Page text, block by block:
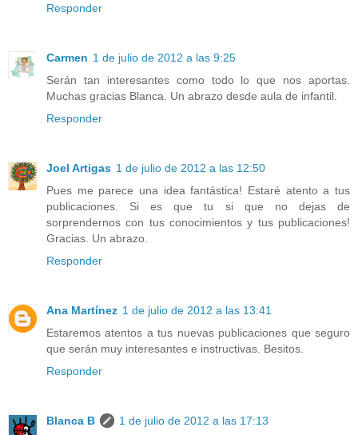
Responder
Carmen 1 de julio de 2012 a las 9:25
Serán tan interesantes como todo lo que nos aportas.
Muchas gracias Blanca. Un abrazo desde aula de infantil.
Responder
Joel Artigas 1 de julio de 2012 a las 12:50
Pues me parece una idea fantástica! Estaré atento a tus
publicaciones. Si es que tu si que no dejas de
sorprendernos con tus conocimientos y tus publicaciones!
Gracias. Un abrazo.
Responder
Ana Martínez 1 de julio de 2012 a las 13:41
Estaremos atentos a tus nuevas publicaciones que seguro
que serán muy interesantes e instructivas. Besitos.
Responder
Blanca B
1 de julio de 2012 a las 17:13